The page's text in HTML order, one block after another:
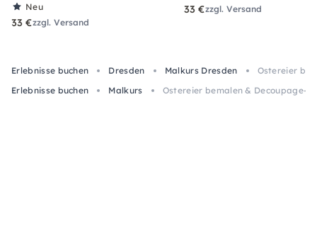
Neu
33 €zzgl. Versand
33 €zzgl. Versand
Erlebnisse buchen Dresden Malkurs Dresden
Ostereier
Erlebnisse buchen
Malkurs Ostereier bemalen & Decoupage-